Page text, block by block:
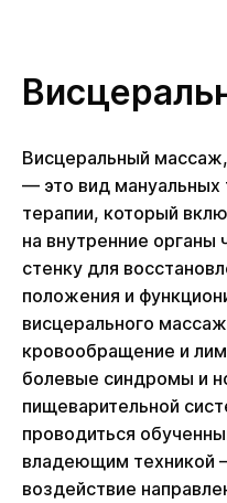
Висцеральный
— это вид мануальных
терапии, который
на внутренние
стенку для
положения и
висцерального
кровообращение и
болевые синдромы и
пищеварительной
проводиться
владеющим техникой
воздействие